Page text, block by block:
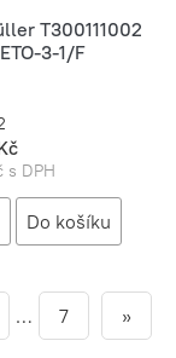
T300111002
3-1/F
s DPH
… 7 »